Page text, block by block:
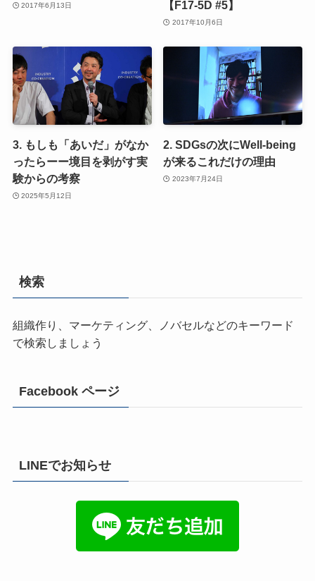
2017年6月13日
【F17-5D #5】
2017年10月6日
3. もしも「あいだ」がなか
ったらーー境目を剥がす実
験からの考察
2025年5月12日
2. SDGsの次にWell-being
が来るこれだけの理由
2023年7月24日
検索
組織作り、マーケティング、ノバセルなどのキーワード
で検索しましょう
Facebook ページ
LINEでお知らせ